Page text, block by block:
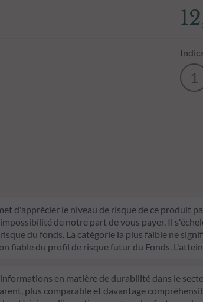
1
d'apprécier le niveau de risque de ce produit
de notre part de vous payer. Il
du fonds. La catégorie la plus faible ne
fiable du profil de risque futur du Fonds.
en matière de durabilité dans le
plus comparable et davantage